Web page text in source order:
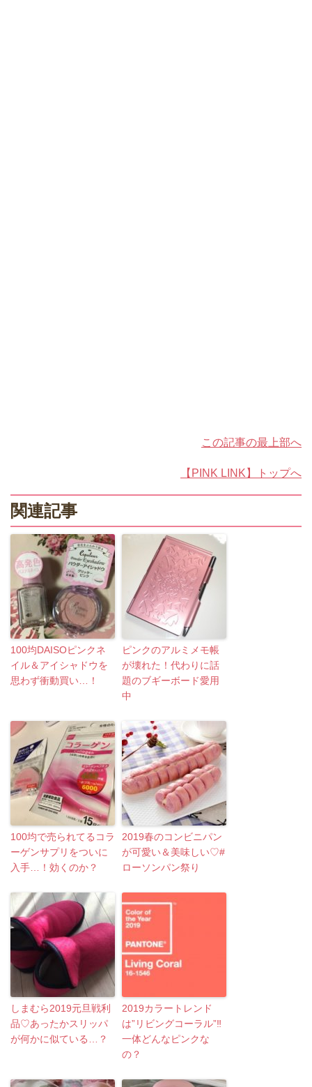
この記事の最上部へ
【PINK LINK】トップへ
関連記事
100均DAISOピンクネ
イル＆アイシャドウを
思わず衝動買い…！
ピンクのアルミメモ帳
が壊れた！代わりに話
題のブギーボード愛用
中
100均で売られてるコラ
ーゲンサプリをついに
入手…！効くのか？
2019春のコンビニパン
が可愛い＆美味しい♡#
ローソンパン祭り
しまむら2019元旦戦利
品♡あったかスリッパ
が何かに似ている…？
2019カラートレンド
は”リビングコーラル”‼
一体どんなピンクな
の？